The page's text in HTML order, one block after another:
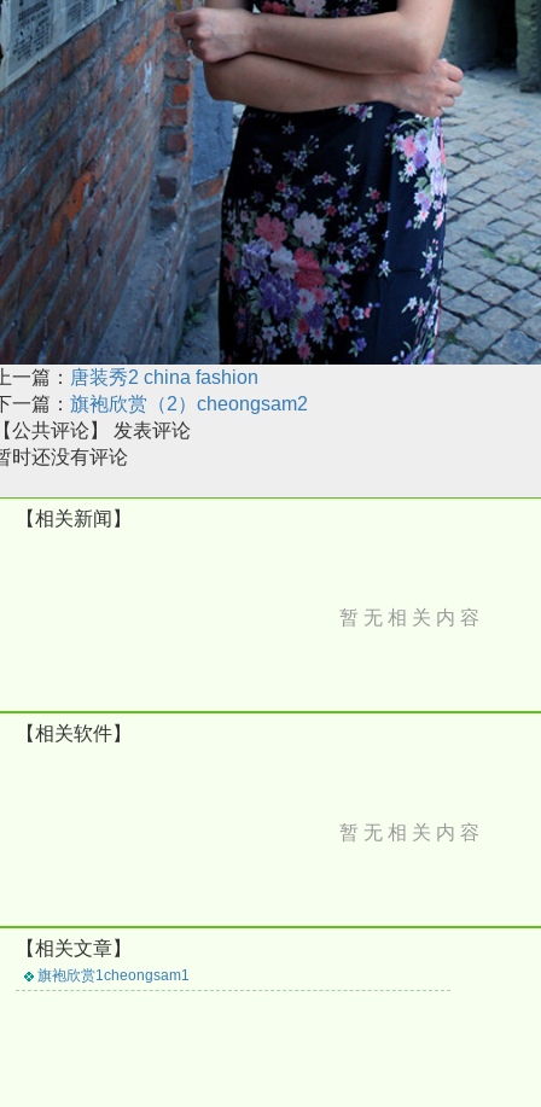
一篇： 唐装秀2 china fashion
一篇： 旗袍欣赏（2）cheongsam2
公共评论】
发表评论
时还没有评论
【相关新闻】
暂 无 相 关 内 容
【相关软件】
暂 无 相 关 内 容
【相关文章】
旗袍欣赏1cheongsam1